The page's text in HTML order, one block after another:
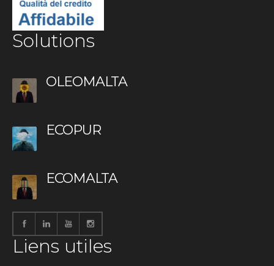
Solutions
OLEOMALTA
ECOPUR
ECOMALTA
Liens utiles